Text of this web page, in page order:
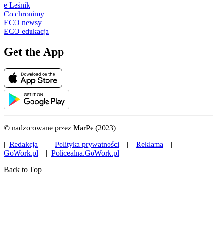
e Leśnik
Co chronimy
ECO newsy
ECO edukacja
Get the App
© nadzorowane przez MarPe (2023)
| Redakcja | Polityka prywatności | Reklama |
GoWork.pl | Policealna.GoWork.pl |
Back to Top